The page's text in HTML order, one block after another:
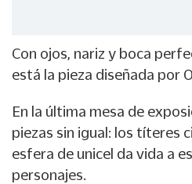
Con ojos, nariz y boca
está la pieza diseñada por
En la última mesa de
piezas sin igual: los títeres
esfera de unicel da vida a
personajes.